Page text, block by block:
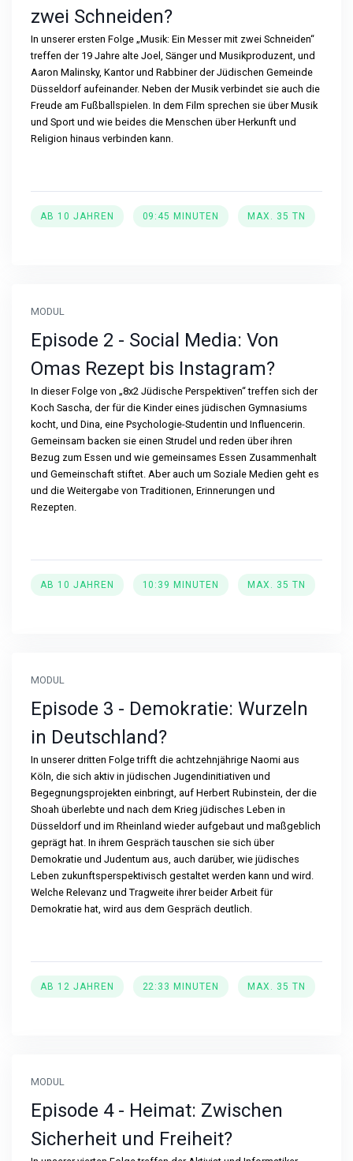
zwei Schneiden?
In unserer ersten Folge „Musik: Ein Messer mit zwei Schneiden“
treffen der 19 Jahre alte Joel, Sänger und Musikproduzent, und
Aaron Malinsky, Kantor und Rabbiner der Jüdischen Gemeinde
Düsseldorf aufeinander. Neben der Musik verbindet sie auch die
Freude am Fußballspielen. In dem Film sprechen sie über Musik
und Sport und wie beides die Menschen über Herkunft und
Religion hinaus verbinden kann.
AB 10 JAHREN 09:45 MINUTEN MAX. 35 TN
MODUL
Episode 2 - Social Media: Von
Omas Rezept bis Instagram?
In dieser Folge von „8x2 Jüdische Perspektiven“ treffen sich der
Koch Sascha, der für die Kinder eines jüdischen Gymnasiums
kocht, und Dina, eine Psychologie-Studentin und Influencerin.
Gemeinsam backen sie einen Strudel und reden über ihren
Bezug zum Essen und wie gemeinsames Essen Zusammenhalt
und Gemeinschaft stiftet. Aber auch um Soziale Medien geht es
und die Weitergabe von Traditionen, Erinnerungen und
Rezepten.
AB 10 JAHREN 10:39 MINUTEN MAX. 35 TN
MODUL
Episode 3 - Demokratie: Wurzeln
in Deutschland?
In unserer dritten Folge trifft die achtzehnjährige Naomi aus
Köln, die sich aktiv in jüdischen Jugendinitiativen und
Begegnungsprojekten einbringt, auf Herbert Rubinstein, der die
Shoah überlebte und nach dem Krieg jüdisches Leben in
Düsseldorf und im Rheinland wieder aufgebaut und maßgeblich
geprägt hat. In ihrem Gespräch tauschen sie sich über
Demokratie und Judentum aus, auch darüber, wie jüdisches
Leben zukunftsperspektivisch gestaltet werden kann und wird.
Welche Relevanz und Tragweite ihrer beider Arbeit für
Demokratie hat, wird aus dem Gespräch deutlich.
AB 12 JAHREN 22:33 MINUTEN MAX. 35 TN
MODUL
Episode 4 - Heimat: Zwischen
Sicherheit und Freiheit?